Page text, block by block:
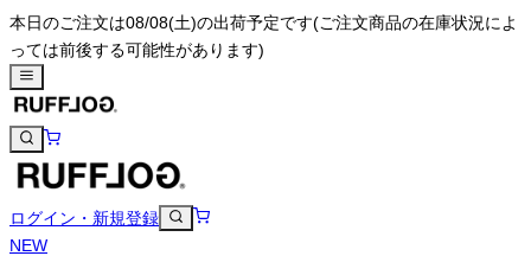
本日のご注文は08/08(土)の出荷予定です(ご注文商品の在庫状況によ
っては前後する可能性があります)
ログイン・新規登録
NEW